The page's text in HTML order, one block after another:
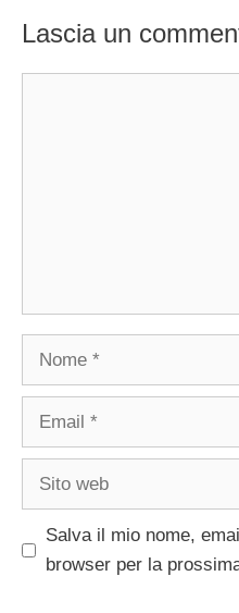
Lascia un
Nome
Email
Sito
Salva il mio nome,
browser per la